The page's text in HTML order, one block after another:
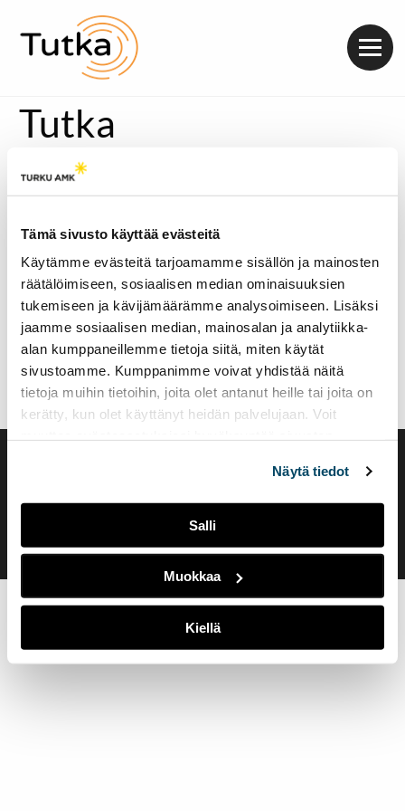
Tämä sivusto käyttää evästeitä
Käytämme evästeitä tarjoamamme sisällön ja mainosten
räätälöimiseen, sosiaalisen median ominaisuuksien
tukemiseen ja kävijämäärämme analysoimiseen. Lisäksi
jaamme sosiaalisen median, mainosalan ja analytiikka-
alan kumppaneillemme tietoja siitä, miten käytät
sivustoamme. Kumppanimme voivat yhdistää näitä
tietoja muihin tietoihin, joita olet antanut heille tai joita on
kerätty, kun olet käyttänyt heidän palvelujaan. Voit
Näytä tiedot
Salli
Muokkaa
Kiellä
Tutka